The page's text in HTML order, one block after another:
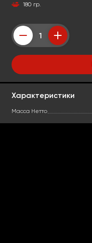
180 гр.
Counter
Характеристики
Масса Нетто